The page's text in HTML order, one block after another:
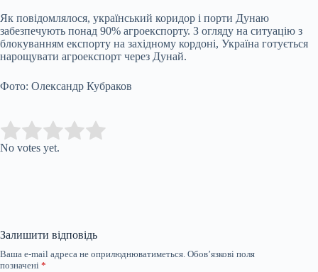
Як повідомлялося, український коридор і порти Дунаю
забезпечують понад 90% агроекспорту. З огляду на ситуацію з
блокуванням експорту на західному кордоні, Україна готується
нарощувати агроекспорт через Дунай.
Фото: Олександр Кубраков
Rate this item:
No votes yet.
Залишити відповідь
Ваша e-mail адреса не оприлюднюватиметься. Обов’язкові поля
позначені *